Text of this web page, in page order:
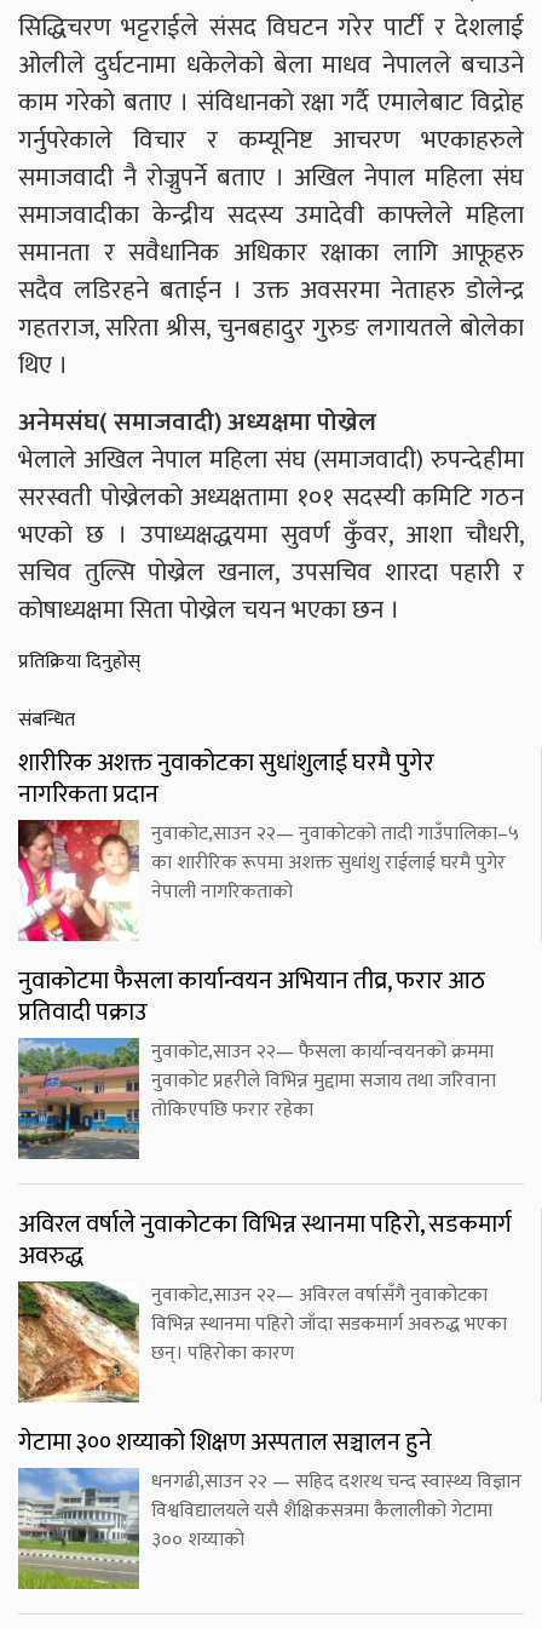
सिद्धिचरण भट्टराईले संसद विघटन गरेर पार्टी र देशलाई
ओलीले दुर्घटनामा धकेलेको बेला माधव नेपालले बचाउने
काम गरेको बताए । संविधानको रक्षा गर्दै एमालेबाट विद्रोह
गर्नुपरेकाले विचार र कम्यूनिष्ट आचरण भएकाहरुले
समाजवादी नै रोज्नुपर्ने बताए । अखिल नेपाल महिला संघ
समाजवादीका केन्द्रीय सदस्य उमादेवी काफ्लेले महिला
समानता र सवैधानिक अधिकार रक्षाका लागि आफूहरु
सदैव लडिरहने बताईन । उक्त अवसरमा नेताहरु डोलेन्द्र
गहतराज, सरिता श्रीस, चुनबहादुर गुरुङ लगायतले बोलेका
थिए ।
अनेमसंघ( समाजवादी) अध्यक्षमा पोख्रेल
भेलाले अखिल नेपाल महिला संघ (समाजवादी) रुपन्देहीमा
सरस्वती पोख्रेलको अध्यक्षतामा १०१ सदस्यी कमिटि गठन
भएको छ । उपाध्यक्षद्धयमा सुवर्ण कुँवर, आशा चौधरी,
सचिव तुल्सि पोख्रेल खनाल, उपसचिव शारदा पहारी र
कोषाध्यक्षमा सिता पोख्रेल चयन भएका छन ।
प्रतिक्रिया दिनुहोस्
संबन्धित
शारीरिक अशक्त नुवाकोटका सुधांशुलाई घरमै पुगेर
नागरिकता प्रदान
नुवाकोट,साउन २२— नुवाकोटको तादी गाउँपालिका–५
का शारीरिक रूपमा अशक्त सुधांशु राईलाई घरमै पुगेर
नेपाली नागरिकताको
नुवाकोटमा फैसला कार्यान्वयन अभियान तीव्र, फरार आठ
प्रतिवादी पक्राउ
नुवाकोट,साउन २२— फैसला कार्यान्वयनको क्रममा
नुवाकोट प्रहरीले विभिन्न मुद्दामा सजाय तथा जरिवाना
तोकिएपछि फरार रहेका
अविरल वर्षाले नुवाकोटका विभिन्न स्थानमा पहिरो, सडकमार्ग
अवरुद्ध
नुवाकोट,साउन २२— अविरल वर्षासँगै नुवाकोटका
विभिन्न स्थानमा पहिरो जाँदा सडकमार्ग अवरुद्ध भएका
छन्। पहिरोका कारण
गेटामा ३०० शय्याको शिक्षण अस्पताल सञ्चालन हुने
धनगढी,साउन २२ — सहिद दशरथ चन्द स्वास्थ्य विज्ञान
विश्वविद्यालयले यसै शैक्षिकसत्रमा कैलालीको गेटामा
३०० शय्याको